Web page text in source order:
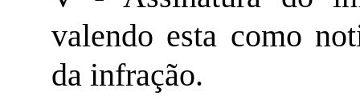
valendo esta como
da infração.